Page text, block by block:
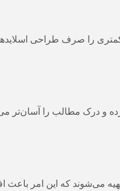
را صرف طراحی
و درک مطالب را آسان‌تر
می‌شوند که این امر